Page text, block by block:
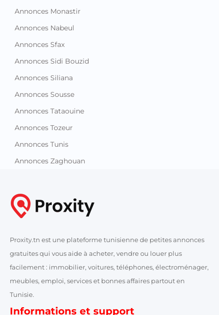
Annonces Monastir
Annonces Nabeul
Annonces Sfax
Annonces Sidi Bouzid
Annonces Siliana
Annonces Sousse
Annonces Tataouine
Annonces Tozeur
Annonces Tunis
Annonces Zaghouan
Proxity.tn est une plateforme tunisienne de petites annonces
gratuites qui vous aide à acheter, vendre ou louer plus
facilement : immobilier, voitures, téléphones, électroménager,
meubles, emploi, services et bonnes affaires partout en
Tunisie.
Informations et support